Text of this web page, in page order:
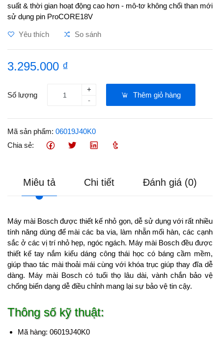
suất & thời gian hoạt động cao hơn - mô-tơ không chổi than mới
sử dụng pin ProCORE18V
Yêu thích So sánh
3.295.000 ₫
Số lượng
+
-
Thêm giỏ hàng
Mã sản phẩm: 06019J40K0
Chia sẻ:
Miêu tả Chi tiết Đánh giá (0)
Máy mài Bosch được thiết kế nhỏ gọn, dễ sử dụng với rất nhiều
tính năng dùng để mài các ba via, làm nhẵn mối hàn, các cạnh
sắc ở các vị trí nhỏ hẹp, ngóc ngách. Máy mài Bosch đều được
thiết kế tay nắm kiểu dáng công thái học có báng cầm mềm,
giúp thao tác mài thoải mái cùng với khóa trục giúp thay đĩa dễ
dàng. Máy mài Bosch có tuổi thọ lâu dài, vành chắn bảo vệ
chống biến dạng dễ điều chỉnh mang lại sự bảo vệ tin cậy.
Thông số kỹ thuật:
Mã hàng: 06019J40K0